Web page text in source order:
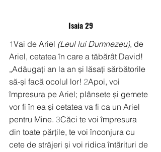
Isaia 29
1Vai de Ariel (Leul lui Dumnezeu), de
Ariel, cetatea în care a tăbărât David!
„Adăugați an la an și lăsați sărbătorile
să-și facă ocolul lor! 2Apoi, voi
împresura pe Ariel; plânsete și gemete
vor fi în ea și cetatea va fi ca un Ariel
pentru Mine. 3Căci te voi împresura
din toate părțile, te voi înconjura cu
cete de străjeri și voi ridica întărituri de